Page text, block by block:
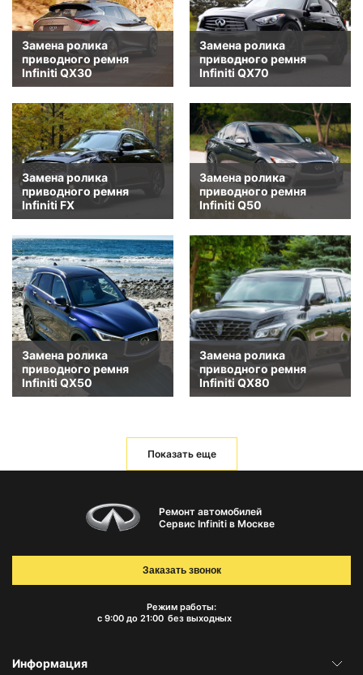
Замена ролика
приводного ремня
Infiniti QX30
Замена ролика
приводного ремня
Infiniti QX70
Замена ролика
приводного ремня
Infiniti FX
Замена ролика
приводного ремня
Infiniti Q50
Замена ролика
приводного ремня
Infiniti QX50
Замена ролика
приводного ремня
Infiniti QX80
Показать еще
Ремонт автомобилей
Сервис Infiniti в Москве
Режим работы:
с 9:00 до 21:00 без выходных
Заказать звонок
Информация